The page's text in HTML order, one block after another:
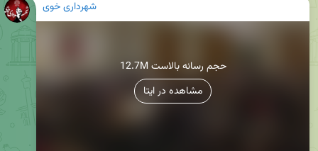
شهرداری خوی
12.7M حجم رسانه بالاست
مشاهده در ایتا